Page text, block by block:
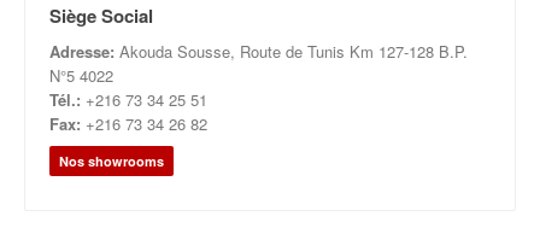
Siège Social
Adresse: Akouda Sousse, Route de Tunis Km 127-128 B.P.
N°5 4022
Tél.: +216 73 34 25 51
Fax: +216 73 34 26 82
Nos showrooms